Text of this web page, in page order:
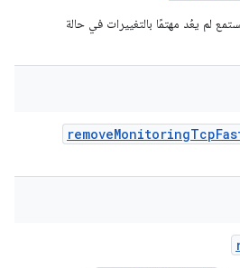
لم يعُد مهتمًا بالتغييرات في حالة
removeMonitoringTcp